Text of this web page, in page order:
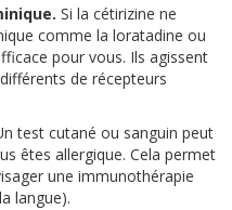
Si la cétirizine ne
comme la loratadine ou
pour vous. Ils agissent
de récepteurs
test cutané ou sanguin peut
êtes allergique. Cela permet
une immunothérapie
langue).